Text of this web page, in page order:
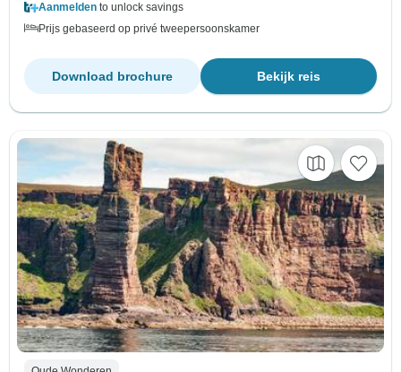
Aanmelden to unlock savings
Prijs gebaseerd op privé tweepersoonskamer
Bekijk reis
Download brochure